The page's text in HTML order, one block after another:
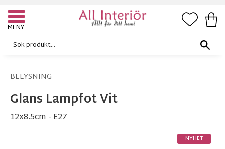
Meny
BELYSNING
Glans Lampfot Vit
12x8.5cm - E27
NYHET